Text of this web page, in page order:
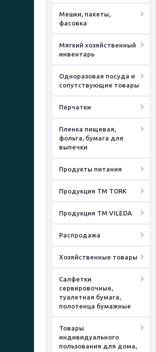
Мешки, пакеты,
фасовка
Мягкий хозяйственный
инвентарь
Одноразовая посуда и
сопутствующие товары
Перчатки
Пленка пищевая,
фольга, бумага для
выпечки
Продукты питания
Продукция ТМ TORK
Продукция ТМ VILEDA
Распродажа
Хозяйственные товары
Салфетки
сервировочные,
туалетная бумага,
полотенца бумажные
Товары
индивидуального
пользования для дома,